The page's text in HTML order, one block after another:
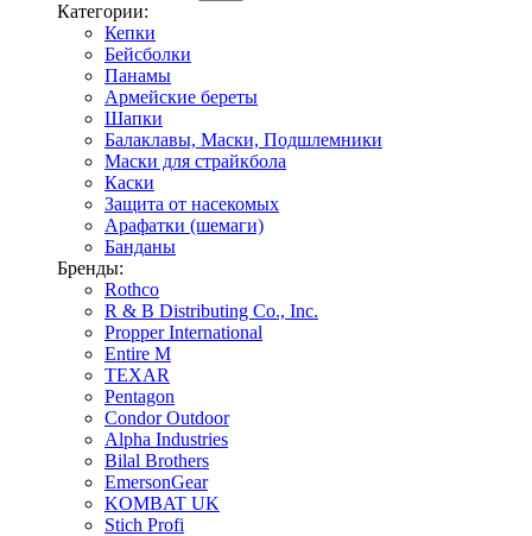
Категории:
Кепки
Бейсболки
Панамы
Армейские береты
Шапки
Балаклавы, Маски, Подшлемники
Маски для страйкбола
Каски
Защита от насекомых
Арафатки (шемаги)
Банданы
Бренды:
Rothco
R & B Distributing Co., Inc.
Propper International
Entire M
TEXAR
Pentagon
Condor Outdoor
Alpha Industries
Bilal Brothers
EmersonGear
KOMBAT UK
Stich Profi